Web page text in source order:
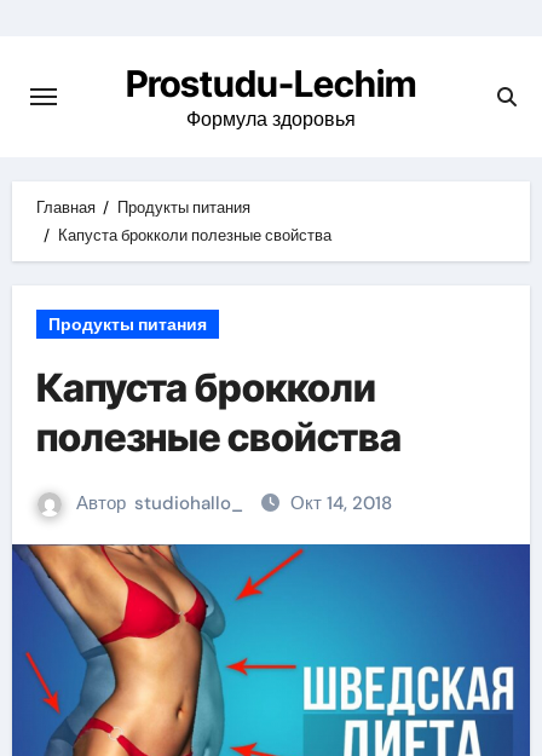
содержимому
Prostudu-Lechim
Формула здоровья
Главная
Продукты питания
Капуста брокколи полезные свойства
Продукты питания
Капуста брокколи
полезные свойства
Автор studiohallo_ Окт 14, 2018